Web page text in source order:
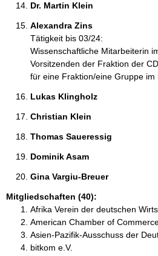
Dr. Martin Klein
Alexandra Zins
Tätigkeit bis 03/24:
Wissenschaftliche Mitarbeiterin
Vorsitzenden der Fraktion der
für eine Fraktion/eine Gruppe im
Lukas Klingholz
Christian Klein
Thomas Saueressig
Dominik Asam
Gina Vargiu-Breuer
Mitgliedschaften (40):
Afrika Verein der deutschen
American Chamber of
Asien-Pazifik-Ausschuss der
bitkom e.V.